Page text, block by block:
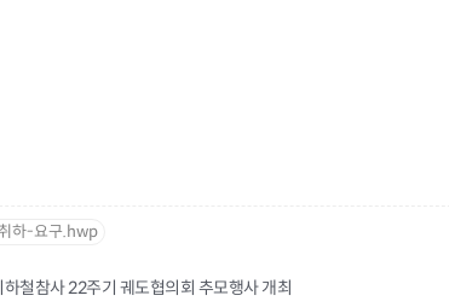
하-요구.hwp
철참사 22주기 궤도협의회 추모행사 개최